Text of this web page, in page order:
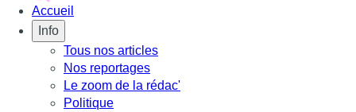
Accueil
Info
Tous nos articles
Nos reportages
Le zoom de la rédac'
Politique